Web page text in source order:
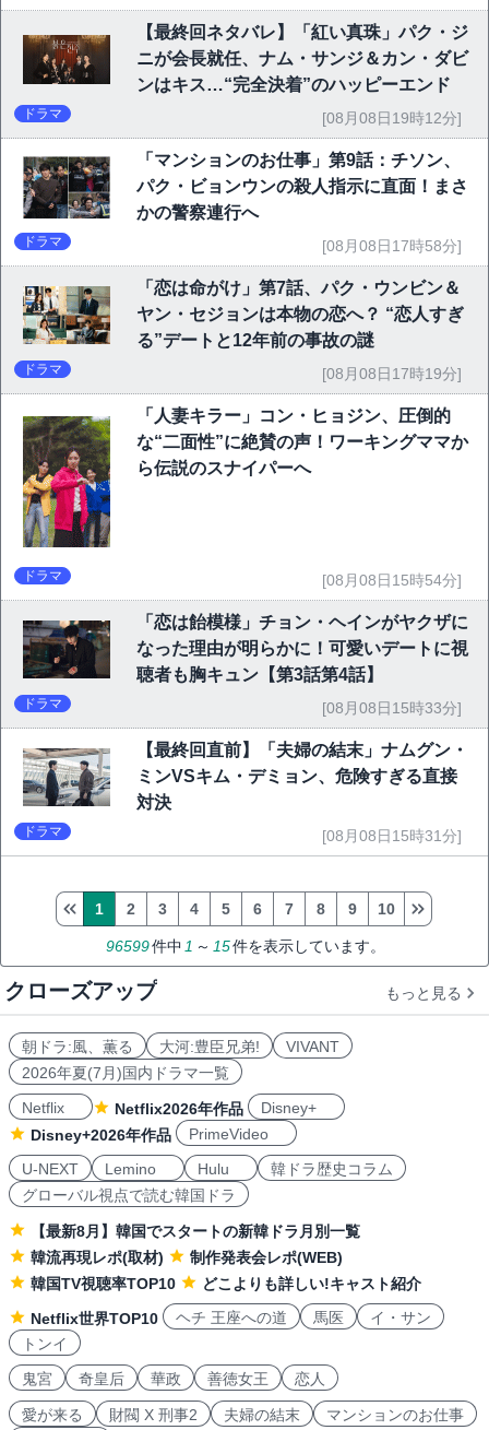
【最終回ネタバレ】「紅い真珠」パク・ジ
ニが会長就任、ナム・サンジ＆カン・ダビ
ンはキス…“完全決着”のハッピーエンド
ドラマ [08月08日19時12分]
「マンションのお仕事」第9話：チソン、
パク・ビョンウンの殺人指示に直面！まさ
かの警察連行へ
ドラマ [08月08日17時58分]
「恋は命がけ」第7話、パク・ウンビン＆
ヤン・セジョンは本物の恋へ？ “恋人すぎ
る”デートと12年前の事故の謎
ドラマ [08月08日17時19分]
「人妻キラー」コン・ヒョジン、圧倒的
な“二面性”に絶賛の声！ワーキングママか
ら伝説のスナイパーへ
ドラマ [08月08日15時54分]
「恋は飴模様」チョン・ヘインがヤクザに
なった理由が明らかに！可愛いデートに視
聴者も胸キュン【第3話第4話】
ドラマ [08月08日15時33分]
【最終回直前】「夫婦の結末」ナムグン・
ミンVSキム・デミョン、危険すぎる直接
対決
ドラマ [08月08日15時31分]
96599件中 1 ～ 15件を表示しています。
1 2 3 4 5 6 7 8 9 10
クローズアップ もっと見る
朝ドラ:風、薫る 大河:豊臣兄弟!
VIVANT
2026年夏(7月)国内ドラマ一覧
Netflix
Netflix2026年作品
Disney+
Disney+2026年作品
PrimeVideo
U-NEXT
Lemino Hulu
韓ドラ歴史コラム
グローバル視点で読む韓国ドラ
【最新8月】韓国でスタートの新韓ドラ月別一覧
韓流再現レポ(取材)
制作発表会レポ(WEB)
韓国TV視聴率TOP10
どこよりも詳しい!キャスト紹介
Netflix世界TOP10
ヘチ 王座への道 馬医
イ・サン
トンイ
鬼宮
奇皇后 華政 善徳女王 恋人
愛が来る 財閥 X 刑事2 夫婦の結末 マンションのお仕事